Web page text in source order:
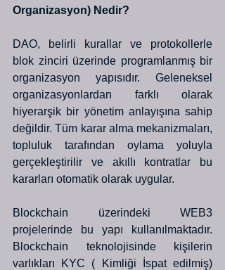
Organizasyon) Nedir?
DAO, belirli kurallar ve protokollerle
blok zinciri üzerinde programlanmış bir
organizasyon yapısıdır. Geleneksel
organizasyonlardan farklı olarak
hiyerarşik bir yönetim anlayışına sahip
değildir. Tüm karar alma mekanizmaları,
topluluk tarafından oylama yoluyla
gerçekleştirilir ve akıllı kontratlar bu
kararları otomatik olarak uygular.
Blockchain üzerindeki WEB3
projelerinde bu yapı kullanılmaktadır.
Blockchain teknolojisinde kişilerin
varlıkları KYC ( Kimliği İspat edilmiş)